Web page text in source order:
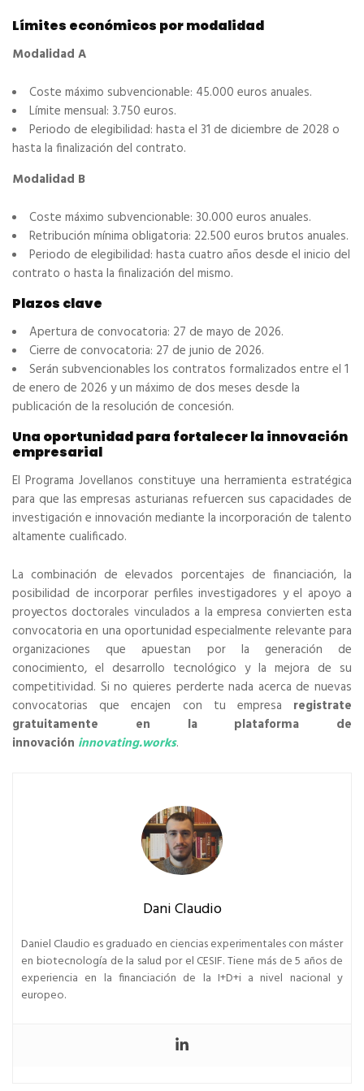
Límites económicos por modalidad
Modalidad A
Coste máximo subvencionable: 45.000 euros anuales.
Límite mensual: 3.750 euros.
Periodo de elegibilidad: hasta el 31 de diciembre de 2028 o
hasta la finalización del contrato.
Modalidad B
Coste máximo subvencionable: 30.000 euros anuales.
Retribución mínima obligatoria: 22.500 euros brutos anuales.
Periodo de elegibilidad: hasta cuatro años desde el inicio del
contrato o hasta la finalización del mismo.
Plazos clave
Apertura de convocatoria: 27 de mayo de 2026.
Cierre de convocatoria: 27 de junio de 2026.
Serán subvencionables los contratos formalizados entre el 1
de enero de 2026 y un máximo de dos meses desde la
publicación de la resolución de concesión.
Una oportunidad para fortalecer la innovación
empresarial
El Programa Jovellanos constituye una herramienta estratégica
para que las empresas asturianas refuercen sus capacidades de
investigación e innovación mediante la incorporación de talento
altamente cualificado.
La combinación de elevados porcentajes de financiación, la
posibilidad de incorporar perfiles investigadores y el apoyo a
proyectos doctorales vinculados a la empresa convierten esta
convocatoria en una oportunidad especialmente relevante para
organizaciones que apuestan por la generación de
conocimiento, el desarrollo tecnológico y la mejora de su
competitividad. Si no quieres perderte nada acerca de nuevas
convocatorias que encajen con tu empresa registrate
gratuitamente en la plataforma de
innovación innovating.works.
Dani Claudio
Daniel Claudio es graduado en ciencias experimentales con máster
en biotecnología de la salud por el CESIF. Tiene más de 5 años de
experiencia en la financiación de la I+D+i a nivel nacional y
europeo.